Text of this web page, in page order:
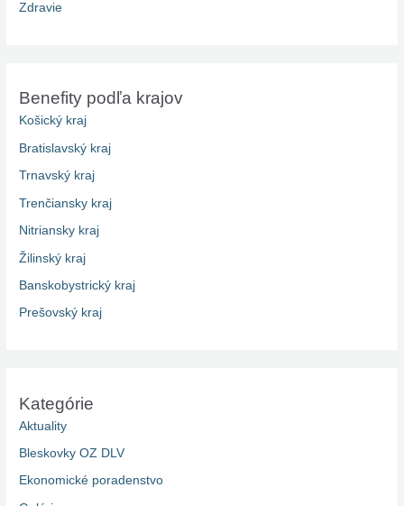
Zdravie
Benefity podľa krajov
Košický kraj
Bratislavský kraj
Trnavský kraj
Trenčiansky kraj
Nitriansky kraj
Žilinský kraj
Banskobystrický kraj
Prešovský kraj
Kategórie
Aktuality
Bleskovky OZ DLV
Ekonomické poradenstvo